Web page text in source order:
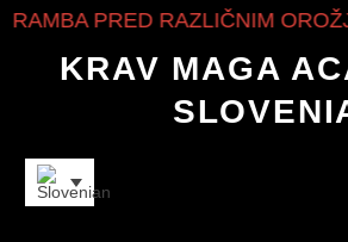
PRED RAZLIČNIM
KRAV MAGA
INSTRUCTORS